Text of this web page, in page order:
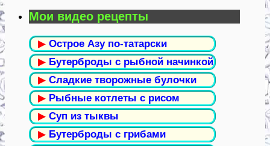
Мои видео рецепты
▶ Острое Азу по-татарски
▶ Бутерброды с рыбной начинкой
▶ Сладкие творожные булочки
▶ Рыбные котлеты с рисом
▶ Суп из тыквы
▶ Бутерброды с грибами